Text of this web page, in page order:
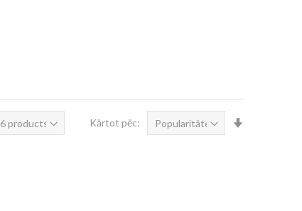
Kārtot pēc: